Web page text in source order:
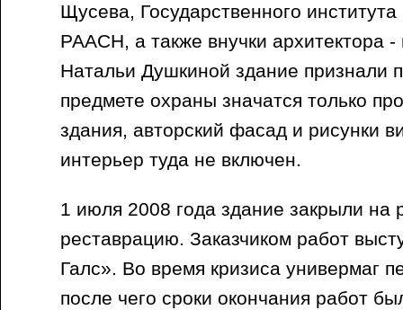
Щусева, Государственного института
РААСН, а также внучки
Натальи Душкиной здание признали
предмете охраны значатся только
здания, авторский фасад и рисунки
интерьер туда не включен.
1 июля 2008 года здание закрыли на
реставрацию. Заказчиком работ
Галс». Во время кризиса универмаг
после чего сроки окончания работ